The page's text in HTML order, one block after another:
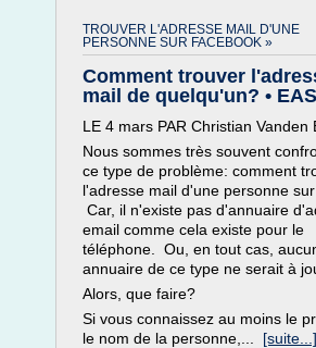
TROUVER L'ADRESSE MAIL D'UNE
PERSONNE SUR FACEBOOK »
Comment trouver
mail de quelqu'un? •
LE 4 mars PAR Christian Vanden
Nous sommes très souvent
ce type de problème: comment
l'adresse mail d'une personne sur
Car, il n'existe pas d'annuaire
email comme cela existe pour le
téléphone. Ou, en tout cas,
annuaire de ce type ne serait à
Alors, que faire?
Si vous connaissez au moins le
le nom de la personne,... [suite...]